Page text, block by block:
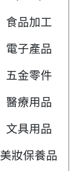
食品加工
電子產品
五金零件
醫療用品
文具用品
美妝保養品